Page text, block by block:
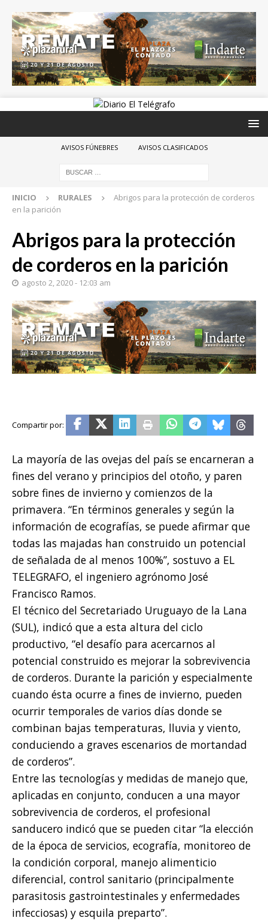
AVISOS FÚNEBRES AVISOS CLASIFICADOS
INICIO RURALES
Abrigos para la protección de corderos
en la parición
Abrigos para la protección
de corderos en la parición
agosto 2, 2020 - 12:03 am
La mayoría de las ovejas del país se encarneran a
fines del verano y principios del otoño, y paren
sobre fines de invierno y comienzos de la
primavera. “En términos generales y según la
información de ecografías, se puede afirmar que
todas las majadas han construido un potencial
de señalada de al menos 100%”, sostuvo a EL
TELEGRAFO, el ingeniero agrónomo José
Francisco Ramos.
El técnico del Secretariado Uruguayo de la Lana
(SUL), indicó que a esta altura del ciclo
productivo, “el desafío para acercarnos al
potencial construido es mejorar la sobrevivencia
de corderos. Durante la parición y especialmente
cuando ésta ocurre a fines de invierno, pueden
ocurrir temporales de varios días donde se
combinan bajas temperaturas, lluvia y viento,
conduciendo a graves escenarios de mortandad
de corderos”.
Entre las tecnologías y medidas de manejo que,
aplicadas en conjunto, conducen a una mayor
sobrevivencia de corderos, el profesional
sanducero indicó que se pueden citar “la elección
de la época de servicios, ecografía, monitoreo de
la condición corporal, manejo alimenticio
diferencial, control sanitario (principalmente
parasitosis gastrointestinales y enfermedades
infecciosas) y esquila preparto”.